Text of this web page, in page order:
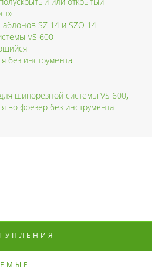
SZ 14 и SZO 14
VS 600
без инструмента
шипорезной системы VS 600,
во фрезер без инструмента